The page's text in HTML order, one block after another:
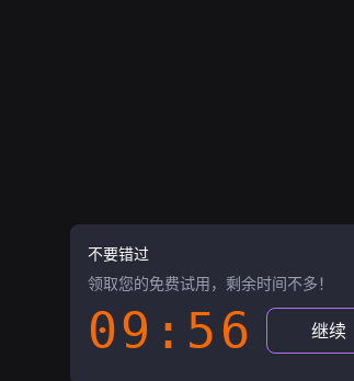
不要错过
领取您的免费试用，剩余时间不多！
09:55 继续